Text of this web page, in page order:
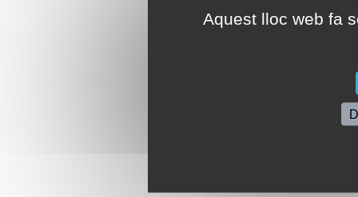
Aquest lloc web fa